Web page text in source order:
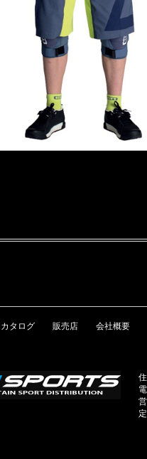
カタログ 販売店 会社概要